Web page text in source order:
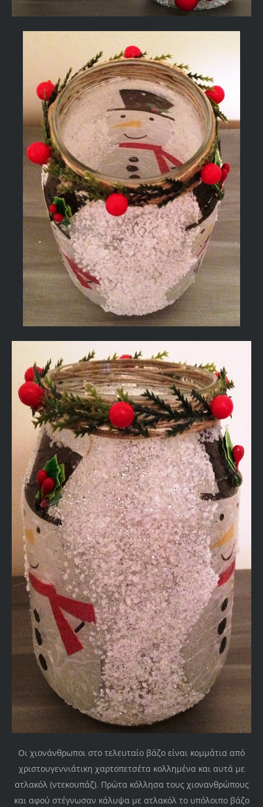
Οι χιονάνθρωποι στο τελευταίο βάζο είναι κομμάτια από
χριστουγεννιάτικη χαρτοπετσέτα κολλημένα και αυτά με
ατλακόλ (ντεκουπάζ). Πρώτα κόλλησα τους χιονανθρώπους
και αφού στέγνωσαν κάλυψα με ατλακόλ το υπόλοιπο βάζο